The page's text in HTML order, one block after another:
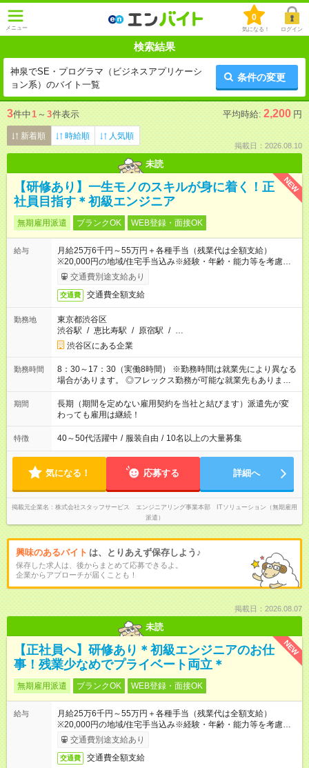
メニュー
0
気になる！ ログイン
検索結果
神泉でSE・プログラマ（ビジネスアプリケーシ
ョン系）のバイト一覧
条件の変更
3件中1 ～ 3件表示 平均時給: 2,200 円
新着順 時給順 人気順
掲載日：2026.08.10
未読
NEW
【研修あり】一生モノのスキルが身に着く！正
社員目指す＊初級エンジニア
無期雇用派遣 ブランクOK WEB登録・面接OK
給与
月給25万6千円～55万円＋各種手当（残業代は全額支給）
※20,000円の地域/住宅手当込み※経験・年齢・能力等を考慮し
て加給・優遇します。★同一就業先で1年以上継続したら月1万
円の継続手当支給
交通費別途支給あり
交通費 交通費全額支給
勤務地
東京都渋谷区
渋谷駅 / 恵比寿駅 / 原宿駅 / …
渋谷区にある企業
勤務時間
8：30～17：30（実働8時間） ※勤務時間は就業先により異なる
場合があります。 ◎フレックス勤務が可能な就業先もありま
す。 ◎今よりもさらに働きやすい環境をつくるべく、 働き方
改革に全社をあげて取り組んでいます。
期間
長期（期間を定めない雇用契約を当社と結びます）派遣先が変
わっても雇用は継続！
特徴 40～50代活躍中 / 服装自由 / 10名以上の大量募集
気になる！ 応募する 詳細へ
掲載元企業名
株式会社スタッフサービス エンジニアリング事業本部 ITソリューション（無期雇用
派遣）
興味のあるバイト は、とりあえず保存しよう♪
保存した求人は、後からまとめて応募できるよ。
企業からアプローチが届くことも！
掲載日：2026.08.07
未読
NEW
【正社員へ】研修あり＊初級エンジニアのお仕
事！残業少なめでプライベート両立＊
無期雇用派遣 ブランクOK WEB登録・面接OK
給与
月給25万6千円～55万円＋各種手当（残業代は全額支給）
※20,000円の地域/住宅手当込み※経験・年齢・能力等を考慮し
て加給・優遇します。★同一就業先で1年以上継続したら月1万
円の継続手当支給
交通費別途支給あり
交通費 交通費全額支給